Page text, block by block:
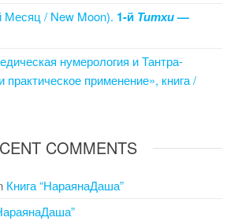
/ New Moon). 1-й Титхи—
нумерология и Тантра-
применение», книга /
COMMENTS
Книга “НараянаДаша”